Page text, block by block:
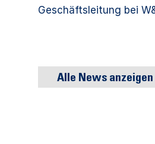
Geschäftsleitung bei
Alle News anzeigen